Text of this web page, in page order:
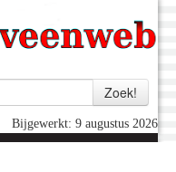
Bijgewerkt: 9 augustus 2026